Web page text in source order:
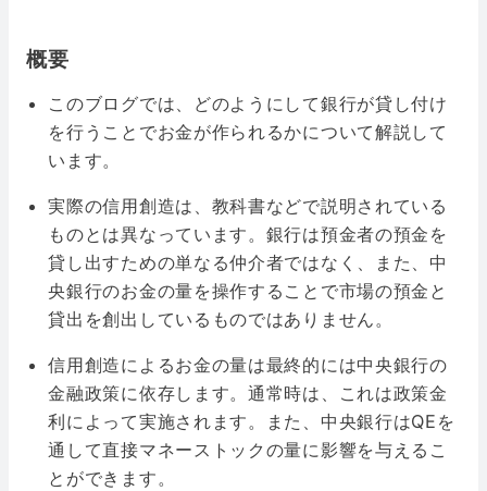
概要
このブログでは、どのようにして銀行が貸し付け
を行うことでお金が作られるかについて解説して
います。
実際の信用創造は、教科書などで説明されている
ものとは異なっています。銀行は預金者の預金を
貸し出すための単なる仲介者ではなく、また、中
央銀行のお金の量を操作することで市場の預金と
貸出を創出しているものではありません。
信用創造によるお金の量は最終的には中央銀行の
金融政策に依存します。通常時は、これは政策金
利によって実施されます。また、中央銀行はQEを
通して直接マネーストックの量に影響を与えるこ
とができます。